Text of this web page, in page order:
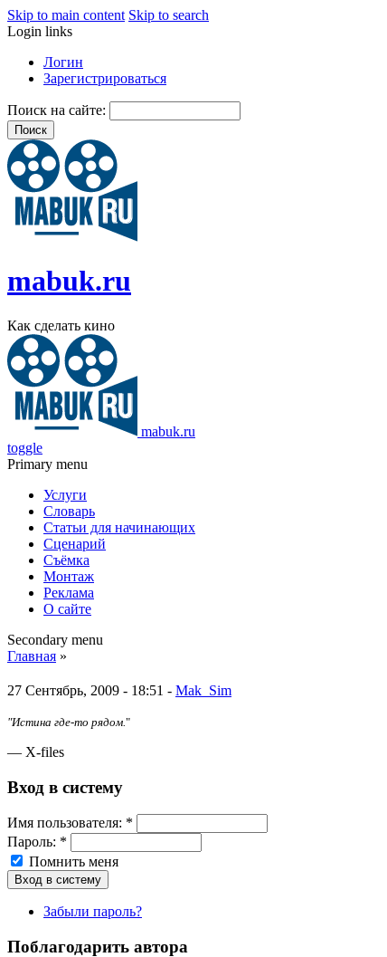
Skip to main content Skip to search
Login links
Логин
Зарегистрироваться
Поиск на сайте:
mabuk.ru
Как сделать кино
mabuk.ru
toggle
Primary menu
Услуги
Словарь
Статьи для начинающих
Сценарий
Съёмка
Монтаж
Реклама
О сайте
Secondary menu
Главная »
27 Сентябрь, 2009 - 18:51 - Mak_Sim
"Истина где-то рядом. "
— X-files
Вход в систему
Имя пoльзовaтeля: *
Пароль: *
Помнить меня
Забыли пароль?
Поблагодарить автора